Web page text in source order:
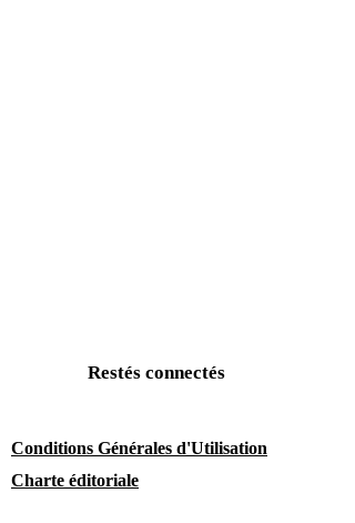
Restés connectés
Conditions Générales d'Utilisation
Charte éditoriale